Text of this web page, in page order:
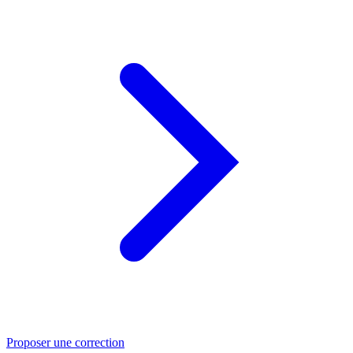
Proposer une correction